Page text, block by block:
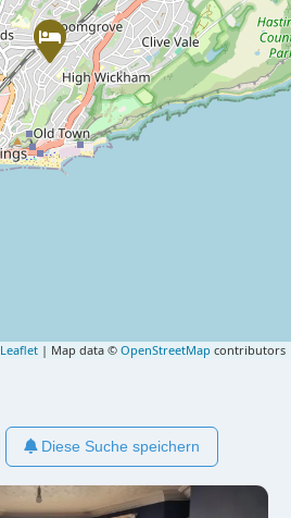
Leaflet | Map data © OpenStreetMap contributors
Diese Suche speichern